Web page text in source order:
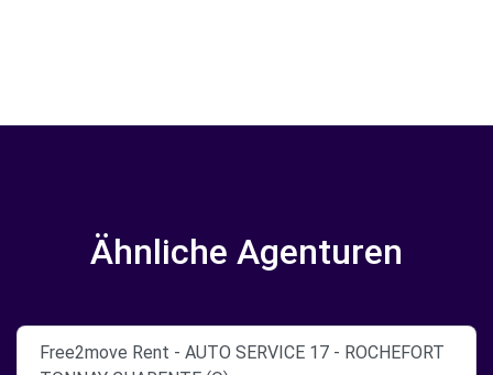
Ähnliche Agenturen
Free2move Rent - AUTO SERVICE 17 - ROCHEFORT